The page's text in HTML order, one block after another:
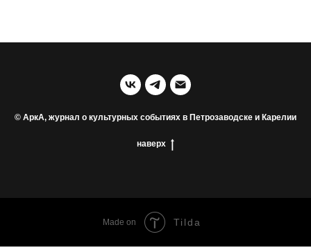
© АркА, журнал о культурных событиях в Петрозаводске и Карелии
наверх
Made on Tilda